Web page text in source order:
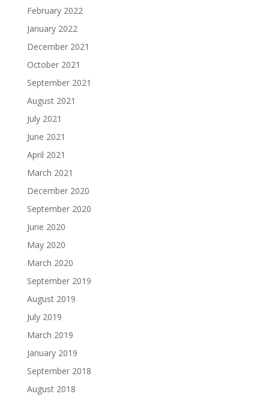
February 2022
January 2022
December 2021
October 2021
September 2021
August 2021
July 2021
June 2021
April 2021
March 2021
December 2020
September 2020
June 2020
May 2020
March 2020
September 2019
August 2019
July 2019
March 2019
January 2019
September 2018
August 2018